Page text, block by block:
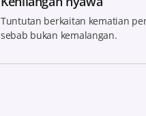
Tuntutan berkaitan kematian
sebab bukan kemalangan.